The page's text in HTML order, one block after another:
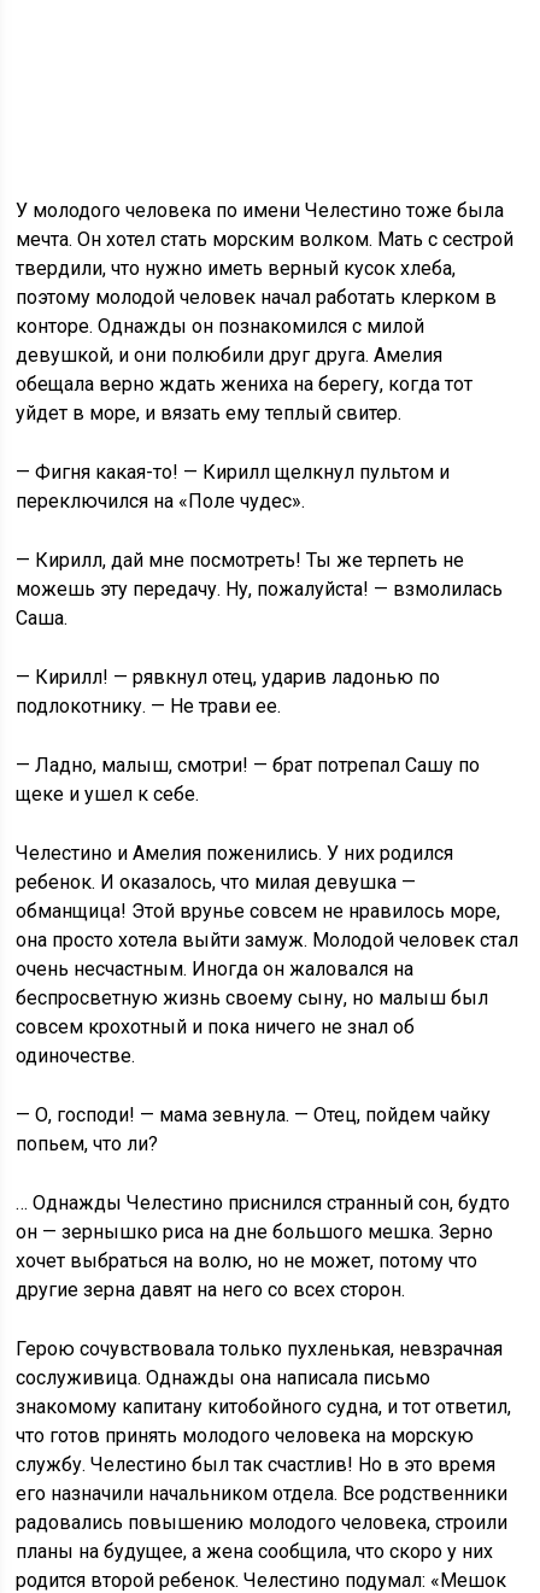
У молодого человека по имени Челестино тоже была
мечта. Он хотел стать морским волком. Мать с сестрой
твердили, что нужно иметь верный кусок хлеба,
поэтому молодой человек начал работать клерком в
конторе. Однажды он познакомился с милой
девушкой, и они полюбили друг друга. Амелия
обещала верно ждать жениха на берегу, когда тот
уйдет в море, и вязать ему теплый свитер.
— Фигня какая-то! — Кирилл щелкнул пультом и
переключился на «Поле чудес».
— Кирилл, дай мне посмотреть! Ты же терпеть не
можешь эту передачу. Ну, пожалуйста! — взмолилась
Саша.
— Кирилл! — рявкнул отец, ударив ладонью по
подлокотнику. — Не трави ее.
— Ладно, малыш, смотри! — брат потрепал Сашу по
щеке и ушел к себе.
Челестино и Амелия поженились. У них родился
ребенок. И оказалось, что милая девушка —
обманщица! Этой врунье совсем не нравилось море,
она просто хотела выйти замуж. Молодой человек стал
очень несчастным. Иногда он жаловался на
беспросветную жизнь своему сыну, но малыш был
совсем крохотный и пока ничего не знал об
одиночестве.
— О, господи! — мама зевнула. — Отец, пойдем чайку
попьем, что ли?
… Однажды Челестино приснился странный сон, будто
он — зернышко риса на дне большого мешка. Зерно
хочет выбраться на волю, но не может, потому что
другие зерна давят на него со всех сторон.
Герою сочувствовала только пухленькая, невзрачная
сослуживица. Однажды она написала письмо
знакомому капитану китобойного судна, и тот ответил,
что готов принять молодого человека на морскую
службу. Челестино был так счастлив! Но в это время
его назначили начальником отдела. Все родственники
радовались повышению молодого человека, строили
планы на будущее, а жена сообщила, что скоро у них
родится второй ребенок. Челестино подумал: «Мешок